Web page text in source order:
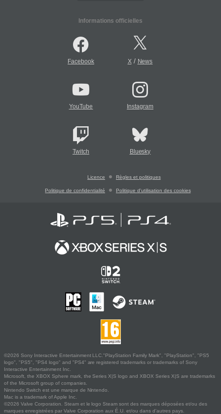
Informations officielles
Facebook X/ News
YouTube Instagram
Twitch Bluesky
Licence Règles et politiques
Politique de confidentialité Politique d'utilisation des cookies
©2026 Sony Interactive Entertainment LLC."PlayStation Family Mark", "PlayStation", "PS5
logo", "PS5", "PS4 logo" and "PS4" are registered trademarks or trademarks of Sony
Interactive Entertainment Inc.
Microsoft, the XBOX Sphere mark, the Series X|S logo and XBOX Series X|S are trademarks
of the Microsoft group of companies.
Nintendo Switch est une marque de Nintendo.
Mac is a trademark of Apple Inc.
©2026 Valve Corporation. Steam et le logo Steam sont des marques déposées et/ou des
marques enregistrées par Valve Corporation aux É.U. et/ou dans d'autres pays.